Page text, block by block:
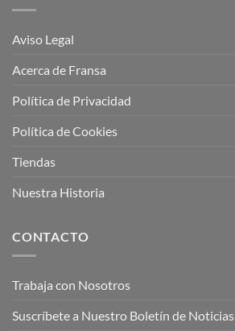
Aviso Legal
Acerca de Fransa
Política de Privacidad
Política de Cookies
Tiendas
Nuestra Historia
CONTACTO
Trabaja con Nosotros
Suscríbete a Nuestro Boletín de Noticias